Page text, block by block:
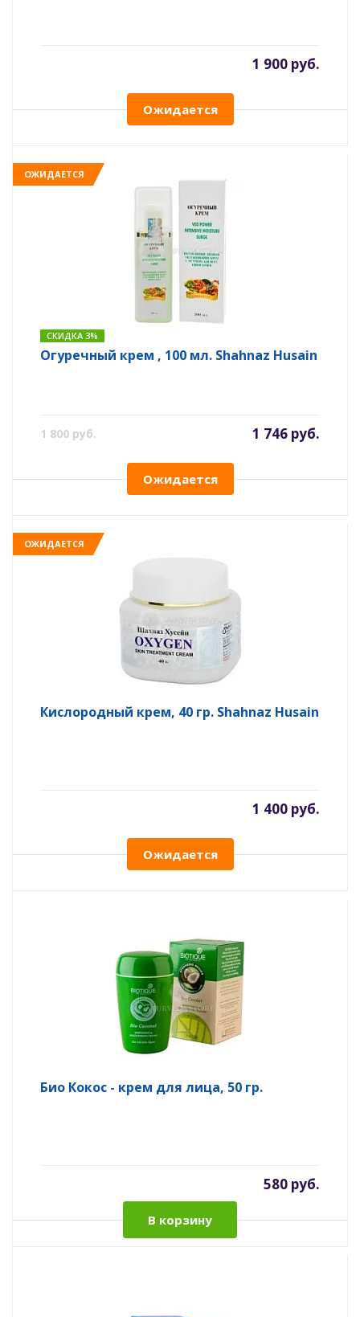
1 900 руб.
Ожидается
ОЖИДАЕТСЯ
СКИДКА 3%
Огуречный крем , 100 мл. Shahnaz Husain
1 800 руб. 1 746 руб.
Ожидается
ОЖИДАЕТСЯ
Кислородный крем, 40 гр. Shahnaz Husain
1 400 руб.
Ожидается
Био Кокос - крем для лица, 50 гр.
580 руб.
В корзину